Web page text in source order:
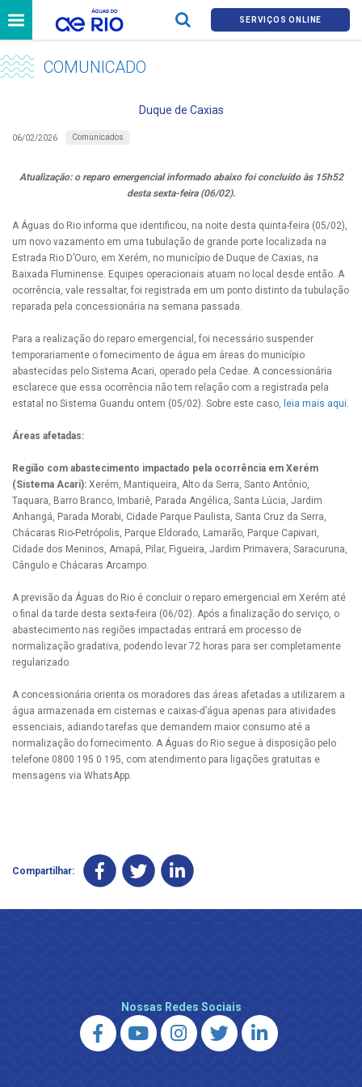
SERVIÇOS ONLINE
COMUNICADO
Duque de Caxias
06/02/2026 Comunicados
Atualização: o reparo emergencial informado abaixo foi concluído às 15h52
desta sexta-feira (06/02).
A Águas do Rio informa que identificou, na noite desta quinta-feira (05/02),
um novo vazamento em uma tubulação de grande porte localizada na
Estrada Rio D’Ouro, em Xerém, no município de Duque de Caxias, na
Baixada Fluminense. Equipes operacionais atuam no local desde então. A
ocorrência, vale ressaltar, foi registrada em um ponto distinto da tubulação
reparada pela concessionária na semana passada.
Para a realização do reparo emergencial, foi necessário suspender
temporariamente o fornecimento de água em áreas do município
abastecidas pelo Sistema Acari, operado pela Cedae. A concessionária
esclarece que essa ocorrência não tem relação com a registrada pela
estatal no Sistema Guandu ontem (05/02). Sobre este caso, leia mais aqui.
Áreas afetadas:
Região com abastecimento impactado pela ocorrência em Xerém
(Sistema Acari): Xerém, Mantiqueira, Alto da Serra, Santo Antônio,
Taquara, Barro Branco, Imbariê, Parada Angélica, Santa Lúcia, Jardim
Anhangá, Parada Morabi, Cidade Parque Paulista, Santa Cruz da Serra,
Chácaras Rio-Petrópolis, Parque Eldorado, Lamarão, Parque Capivari,
Cidade dos Meninos, Amapá, Pilar, Figueira, Jardim Primavera, Saracuruna,
Cângulo e Chácaras Arcampo.
A previsão da Águas do Rio é concluir o reparo emergencial em Xerém até
o final da tarde desta sexta-feira (06/02). Após a finalização do serviço, o
abastecimento nas regiões impactadas entrará em processo de
normalização gradativa, podendo levar 72 horas para ser completamente
regularizado.
A concessionária orienta os moradores das áreas afetadas a utilizarem a
água armazenada em cisternas e caixas-d’água apenas para atividades
essenciais, adiando tarefas que demandem maior consumo até a
normalização do fornecimento. A Águas do Rio segue à disposição pelo
telefone 0800 195 0 195, com atendimento para ligações gratuitas e
mensagens via WhatsApp.
Compartilhar:
Nossas Redes Sociais